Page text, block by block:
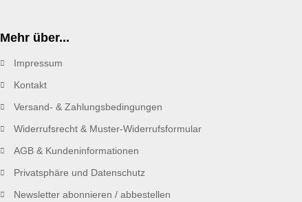
Mehr über...
Impressum
Kontakt
Versand- & Zahlungsbedingungen
Widerrufsrecht & Muster-Widerrufsformular
AGB & Kundeninformationen
Privatsphäre und Datenschutz
Newsletter abonnieren / abbestellen